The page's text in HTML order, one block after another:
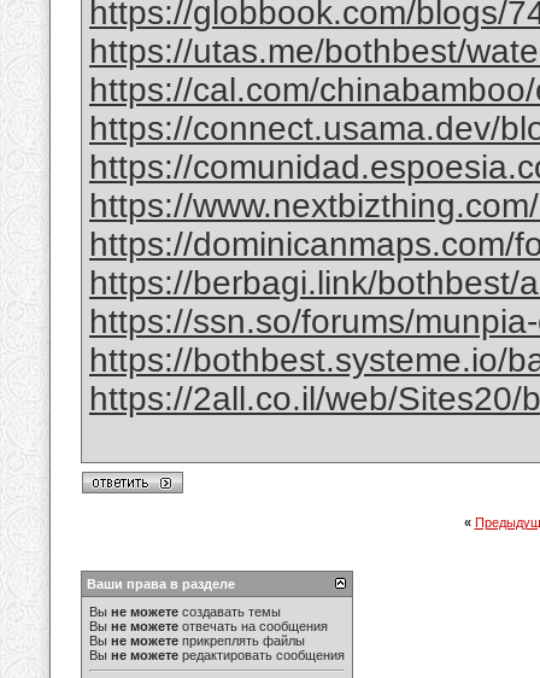
https://globbook.com/blogs/
https://utas.me/bothbest/
https://cal.com/
https://connect.usama.dev/
https://
https://
https://dominicanmaps.com/
https://berbagi.link/bothbest/
https://ssn.so/forums/
https://bothbest.systeme.io/
https://2all.co.il/web/Sites20/
«
Ваши права в разделе
Вы не можете создавать темы
Вы не можете отвечать на сообщения
Вы не можете прикреплять файлы
Вы не можете редактировать сообщения